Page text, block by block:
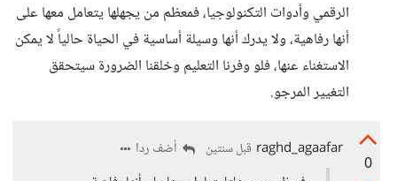
الرقمي وأدوات التكنولوجيا، فمعظم من يجهلها يتعامل معها على
أنها رفاهية، ولا يدرك أنها وسيلة أساسية في الحياة حالياً لا يمكن
الاستغناء عنها، فلو وفرنا التعليم وخلقنا الضرورة سيتحقق
التغيير المرجو.
0
raghd_agaafar قبل سنتين
أضف ردا